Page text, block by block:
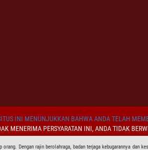
INI MENUNJUKKAN BAHWA ANDA TELAH
MENERIMA PERSYARATAN INI, ANDA TIDAK
Dengan rajin berolahraga, badan terjaga kebugarannya